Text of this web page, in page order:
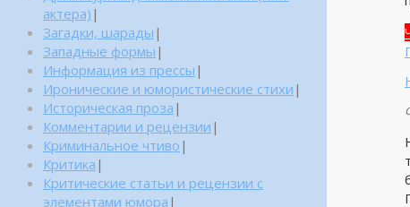
актера) |
Загадки, шарады |
Западные формы |
Информация из прессы |
Иронические и юмористические стихи |
Историческая проза |
Комментарии и рецензии |
Криминальное чтиво |
Критика |
Критические статьи и рецензии с
элементами юмора |